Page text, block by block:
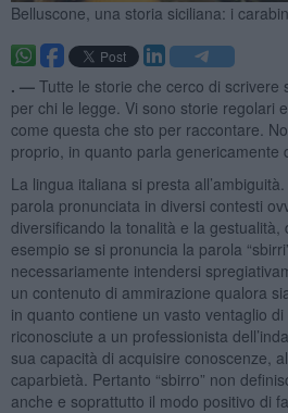
Belluscone, una storia siciliana: i
. — Tutte le storie che cerco di scrivere
per chi le legge. Vi sono storie regolari
come questa che sto per raccontare.
proprio, in quanto parla genericamente
La lingua italiana si presta
parola pronunciata in diversi contesti
diversificando la tonalità e la gestualità,
esempio se si pronuncia la parola
necessariamente intendersi
un contenuto di ammirazione qualora
in quanto contiene un vasto ventaglio
riconosciute a un professionista
sua capacità di acquisire conoscenze,
caparbietà. Pertanto “sbirro” non
anche e soprattutto il modo positivo di